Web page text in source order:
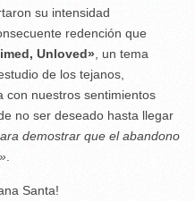
su intensidad
redención que
Unloved» , un tema
de los tejanos,
con nuestros sentimientos
no ser deseado hasta llegar
demostrar que el abandono
Santa!